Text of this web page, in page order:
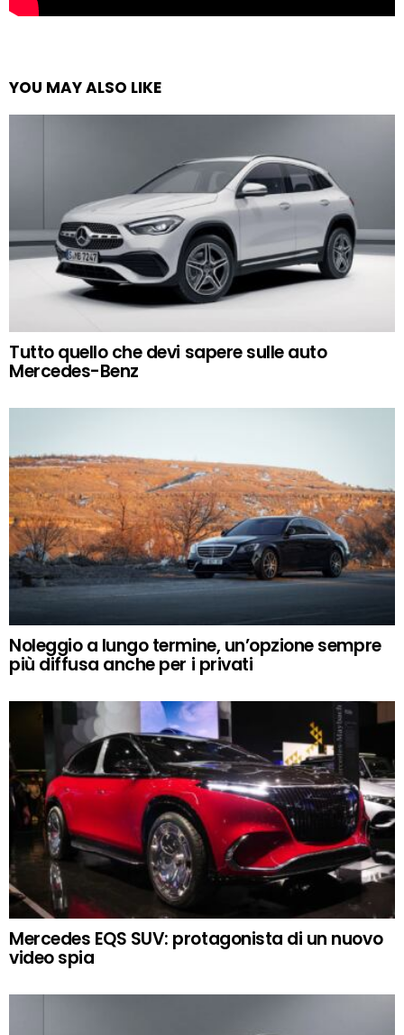
YOU MAY ALSO LIKE
Tutto quello che devi sapere sulle auto
Mercedes-Benz
Noleggio a lungo termine, un’opzione sempre
più diffusa anche per i privati
Mercedes EQS SUV: protagonista di un nuovo
video spia